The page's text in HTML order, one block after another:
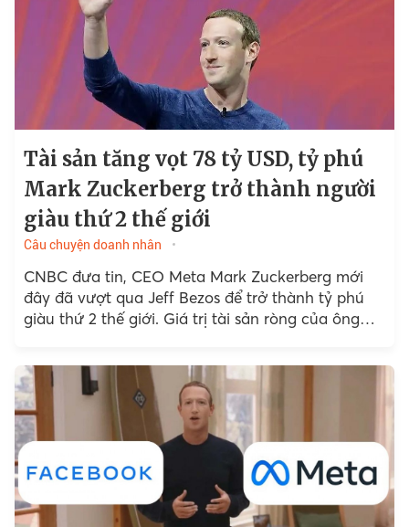
Tài sản tăng vọt 78 tỷ USD, tỷ phú
Mark Zuckerberg trở thành người
giàu thứ 2 thế giới
Câu chuyện doanh nhân
CNBC đưa tin, CEO Meta Mark Zuckerberg mới
đây đã vượt qua Jeff Bezos để trở thành tỷ phú
giàu thứ 2 thế giới. Giá trị tài sản ròng của ông